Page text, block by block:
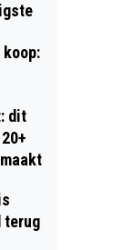
dit
terug